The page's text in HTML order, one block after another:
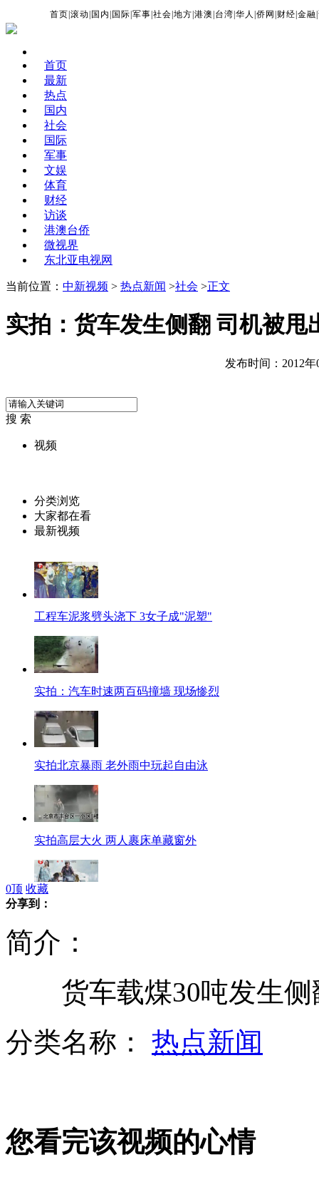
首页 |滚动 国内 国际 |军事 |社会 |地方 |港澳 台湾 |华人 |侨网 财经 |金融 |
首页
最新
热点
国内
社会
国际
军事
文娱
体育
财经
访谈
港澳台侨
微视界
东北亚电视网
当前位置： 中新视频 > 热点新闻 >社会 >正文
实拍：货车发生侧翻 司机被甩
发布时间：2012年
搜 索
视频
分类浏览
大家都在看
最新视频
工程车泥浆劈头浇下 3女子成"泥塑"
实拍：汽车时速两百码撞墙 现场惨烈
实拍北京暴雨 老外雨中玩起自由泳
实拍高层大火 两人裹床单藏窗外
女老板勇斗持刀歹徒 劫匪喊救命
影院枪击案嫌犯同学回忆：他安静内向
0顶 收藏
分享到：
简介：
货车载煤30吨发生侧
分类名称： 热点新闻
您看完该视频的心情